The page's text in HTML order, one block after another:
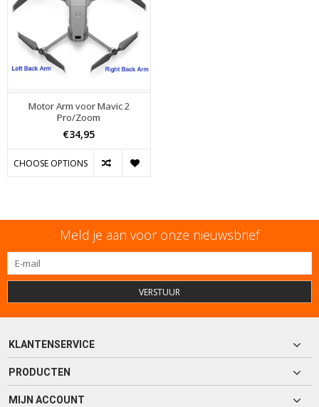
Motor Arm voor Mavic 2
Pro/Zoom
€34,95
CHOOSE OPTIONS
Meld je aan voor onze nieuwsbrief
VERSTUUR
KLANTENSERVICE
PRODUCTEN
MIJN ACCOUNT